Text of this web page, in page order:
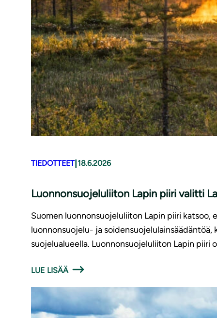
TIEDOTTEET| 18.6.2026
Luonnonsuojeluliiton Lapin piiri valitti
Suomen luonnonsuojeluliiton Lapin piiri
luonnonsuojelu- ja soidensuojelulainsäädäntöä,
suojelualueella. Luonnonsuojeluliiton Lapin
LUE LISÄÄ